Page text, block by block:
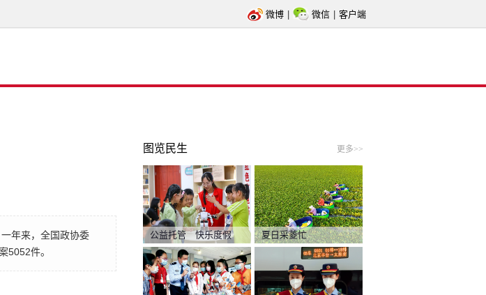
微博 微信 客户端
年来，全国政协委
5052件。
图览民生 更多>>
公益托管 快乐度假 夏日采菱忙